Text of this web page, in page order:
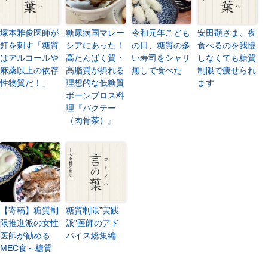
塚本雅俊医師が
釘を刺す「糖質
はアルコールや
麻薬以上の依存
性物質だ！」
糖尿病国マレー
シアにあった！
高たんぱく質・
高脂質が摂れる
理想的な低糖質
ボーンブロス料
理『バクテー
（肉骨茶）』
令和元年こども
の日、糖質の多
い寿司をシャリ
無しで食べた
安田顕さま、夜
食べるのを我慢
しなくても糖質
制限で痩せられ
ます
【寄稿】糖質制
限推進派の女性
医師が勧める
MEC食～糖質
糖質制限”実践
派”医師のアド
バイス総集編